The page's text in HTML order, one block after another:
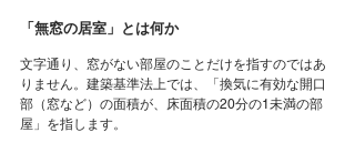
「無窓の居室」とは何か
文字通り、窓がない部屋のことだけを指すのではあ
りません。建築基準法上では、「換気に有効な開口
部（窓など）の面積が、床面積の20分の1未満の部
屋」を指します。